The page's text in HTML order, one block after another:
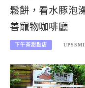
鬆餅，看水豚泡
善寵物咖啡廳
下午茶甜點店